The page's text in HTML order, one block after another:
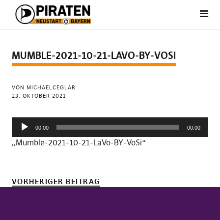
MUMBLE-2021-10-21-LAVO-BY-VOSI
VON MICHAELCEGLAR
23. OKTOBER 2021
Audio-
Player
00:00 00:00
„Mumble-2021-10-21-LaVo-BY-VoSi“.
VORHERIGER BEITRAG